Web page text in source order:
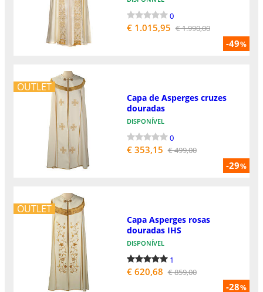
-49%
0
€ 1.015,95 € 1.990,00
OUTLET
-29%
Capa de Asperges cruzes
douradas
DISPONÍVEL
0
€ 353,15 € 499,00
OUTLET
-28%
Capa Asperges rosas
douradas IHS
DISPONÍVEL
1
€ 620,68 € 859,00